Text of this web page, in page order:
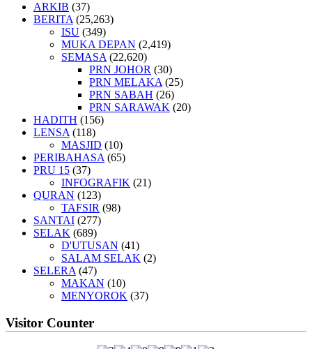
ARKIB (37)
BERITA (25,263)
ISU (349)
MUKA DEPAN (2,419)
SEMASA (22,620)
PRN JOHOR (30)
PRN MELAKA (25)
PRN SABAH (26)
PRN SARAWAK (20)
HADITH (156)
LENSA (118)
MASJID (10)
PERIBAHASA (65)
PRU 15 (37)
INFOGRAFIK (21)
QURAN (123)
TAFSIR (98)
SANTAI (277)
SELAK (689)
D'UTUSAN (41)
SALAM SELAK (2)
SELERA (47)
MAKAN (10)
MENYOROK (37)
Visitor Counter